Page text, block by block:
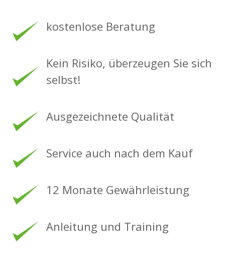
kostenlose Beratung
Kein Risiko, überzeugen Sie sich
selbst!
Ausgezeichnete Qualität
Service auch nach dem Kauf
12 Monate Gewährleistung
Anleitung und Training